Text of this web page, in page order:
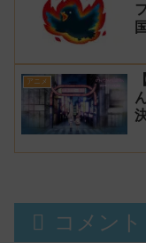
アニメ
コメント